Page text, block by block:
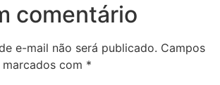
comentário
e-mail não será publicado. Campos
com *